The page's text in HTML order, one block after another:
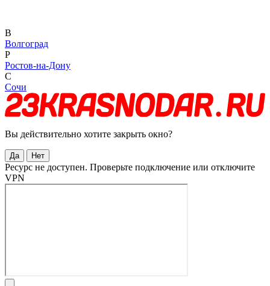
В
Волгоград
Р
Ростов-на-Дону
С
Сочи
Вы действительно хотите закрыть окно?
Да Нет
Ресурс не доступен. Проверьте подключение или отключите
VPN